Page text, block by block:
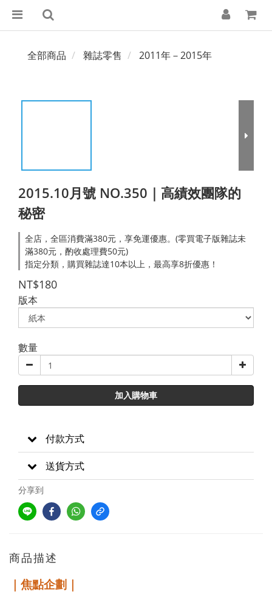
全部商品 雜誌零售 2011年－2015年
2015.10月號 NO.350｜高績效團隊的
秘密
全店，全區消費滿380元，享免運優惠。(零買電子版雜誌未
滿380元，酌收處理費50元)
指定分類，購買雜誌達10本以上，最高享8折優惠！
NT$180
版本
數量
加入購物車
付款方式
送貨方式
分享到
商品描述
｜焦點企劃｜